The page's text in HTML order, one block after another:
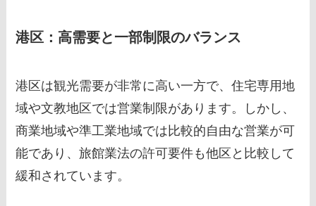
港区：高需要と一部制限のバランス
港区は観光需要が非常に高い一方で、住宅専用地
域や文教地区では営業制限があります。しかし、
商業地域や準工業地域では比較的自由な営業が可
能であり、旅館業法の許可要件も他区と比較して
緩和されています。